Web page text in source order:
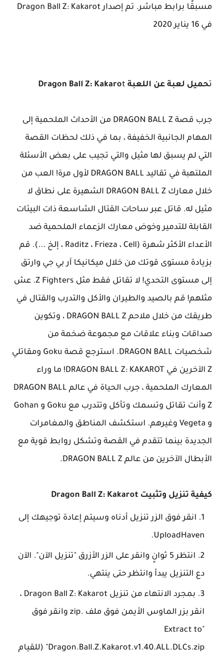
مسبقًا برابط مباشر. تم إصدار Dragon Ball Z: Kakarot
في 16 يناير 2020
تحميل لعبة عن اللعبة Dragon Ball Z: Kakaro t
جرب قصة DRAGON BALL Z من الأحداث الملحمية إلى
المهام الجانبية الخفيفة ، بما في ذلك لحظات القصة
التي لم يسبق لها مثيل والتي تجيب على بعض الأسئلة
الملتهبة في تقاليد DRAGON BALL لأول مرة! العب من
خلال معارك DRAGON BALL Z الشهيرة على نطاق لا
مثيل له. قاتل عبر ساحات القتال الشاسعة ذات البيئات
القابلة للتدمير وخوض معارك الزعماء الملحمية ضد
الأعداء الأكثر شهرة (Raditz ، Frieza ، Cell ، إلخ ...). قم
بزيادة مستوى قوتك من خلال ميكانيكا آر بي جي وارتق
إلى مستوى التحدي! لا تقاتل فقط مثل Z Fighters. عش
مثلهم! قم بالصيد والطيران والأكل والتدرب والقتال في
طريقك من خلال ملاحم DRAGON BALL Z ، وتكوين
صداقات وبناء علاقات مع مجموعة ضخمة من
شخصيات DRAGON BALL. استرجع قصة Goku ومقاتلي
Z الآخرين في DRAGON BALL Z: KAKAROT! ما وراء
المعارك الملحمية ، جرب الحياة في عالم DRAGON BALL
Z وأنت تقاتل وتسمك وتأكل وتتدرب مع Goku و Gohan
و Vegeta وغيرهم. استكشف المناطق والمغامرات
الجديدة بينما تتقدم في القصة وتشكل روابط قوية مع
الأبطال الآخرين من عالم DRAGON BALL Z.
كيفية تنزيل وتثبيت Dragon Ball Z: Kakarot
انقر فوق الزر تنزيل أدناه وسيتم إعادة توجيهك إلى
UploadHaven.
انتظر 5 ثوانٍ وانقر على الزر الأزرق "تنزيل الآن". الآن
دع التنزيل يبدأ وانتظر حتى ينتهي.
بمجرد الانتهاء من تنزيل Dragon Ball Z: Kakarot ،
انقر بزر الماوس الأيمن فوق ملف .zip وانقر فوق
"Extract to
Dragon.Ball.Z.Kakarot.v1.40.ALL.DLCs.zip" (للقيام